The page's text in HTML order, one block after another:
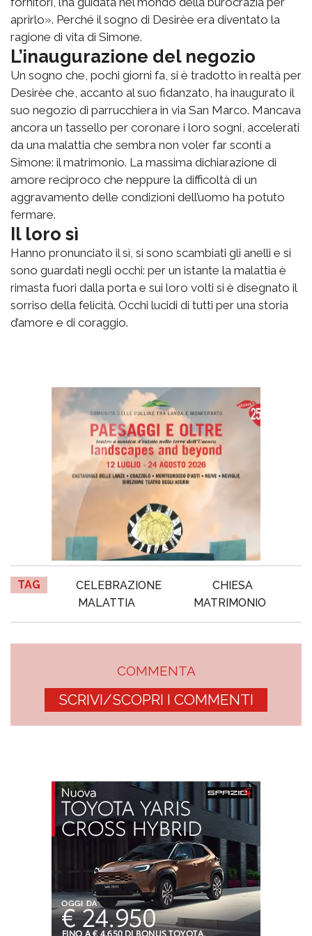
aprirlo». Perché il sogno di Desirèe era diventato la
ragione di vita di Simone.
L’inaugurazione del negozio
Un sogno che, pochi giorni fa, si è tradotto in realtà per
Desirèe che, accanto al suo fidanzato, ha inaugurato il
suo negozio di parrucchiera in via San Marco. Mancava
ancora un tassello per coronare i loro sogni, accelerati
da una malattia che sembra non voler far sconti a
Simone: il matrimonio. La massima dichiarazione di
amore reciproco che neppure la difficoltà di un
aggravamento delle condizioni dell’uomo ha potuto
fermare.
Il loro sì
Hanno pronunciato il sì, si sono scambiati gli anelli e si
sono guardati negli occhi: per un istante la malattia è
rimasta fuori dalla porta e sui loro volti si è disegnato il
sorriso della felicità. Occhi lucidi di tutti per una storia
d’amore e di coraggio.
TAG CELEBRAZIONE
CHIESA
MALATTIA
MATRIMONIO
COMMENTA
SCRIVI/SCOPRI I COMMENTI